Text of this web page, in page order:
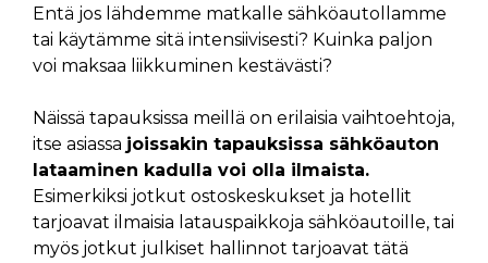
Entä jos lähdemme matkalle sähköautollamme
tai käytämme sitä intensiivisesti? Kuinka paljon
voi maksaa liikkuminen kestävästi?
Näissä tapauksissa meillä on erilaisia vaihtoehtoja,
itse asiassa joissakin tapauksissa sähköauton
lataaminen kadulla voi olla ilmaista.
Esimerkiksi jotkut ostoskeskukset ja hotellit
tarjoavat ilmaisia latauspaikkoja sähköautoille, tai
myös jotkut julkiset hallinnot tarjoavat tätä